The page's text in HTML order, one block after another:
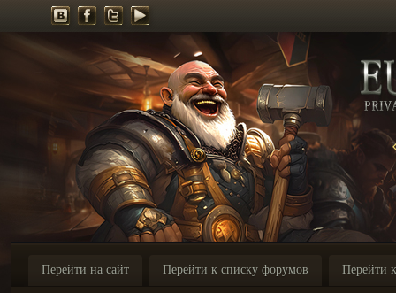
Перейти на сайт Перейти к списку форумов Перейти